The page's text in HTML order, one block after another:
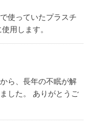
使っていたプラスチ
用します。
ら、長年の不眠が解
した。
ありがとうご